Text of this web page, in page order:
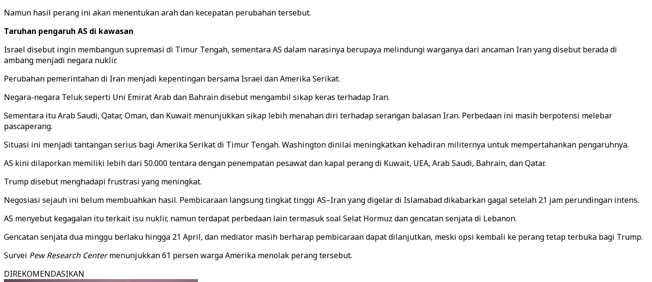
Namun hasil perang ini akan menentukan arah dan kecepatan perubahan tersebut.
Taruhan pengaruh AS di kawasan
Israel disebut ingin membangun supremasi di Timur Tengah, sementara AS dalam narasinya berupaya melindungi warganya dari ancaman Iran yang disebut berada di
ambang menjadi negara nuklir.
Perubahan pemerintahan di Iran menjadi kepentingan bersama Israel dan Amerika Serikat.
Negara-negara Teluk seperti Uni Emirat Arab dan Bahrain disebut mengambil sikap keras terhadap Iran.
Sementara itu Arab Saudi, Qatar, Oman, dan Kuwait menunjukkan sikap lebih menahan diri terhadap serangan balasan Iran. Perbedaan ini masih berpotensi melebar
pascaperang.
Situasi ini menjadi tantangan serius bagi Amerika Serikat di Timur Tengah. Washington dinilai meningkatkan kehadiran militernya untuk mempertahankan pengaruhnya.
AS kini dilaporkan memiliki lebih dari 50.000 tentara dengan penempatan pesawat dan kapal perang di Kuwait, UEA, Arab Saudi, Bahrain, dan Qatar.
Trump disebut menghadapi frustrasi yang meningkat.
Negosiasi sejauh ini belum membuahkan hasil. Pembicaraan langsung tingkat tinggi AS–Iran yang digelar di Islamabad dikabarkan gagal setelah 21 jam perundingan intens.
AS menyebut kegagalan itu terkait isu nuklir, namun terdapat perbedaan lain termasuk soal Selat Hormuz dan gencatan senjata di Lebanon.
Gencatan senjata dua minggu berlaku hingga 21 April, dan mediator masih berharap pembicaraan dapat dilanjutkan, meski opsi kembali ke perang tetap terbuka bagi Trump.
Survei Pew Research Centermenunjukkan 61 persen warga Amerika menolak perang tersebut.
DIREKOMENDASIKAN